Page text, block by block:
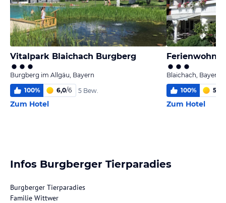
Vitalpark Blaichach Burgberg
Burgberg im Allgäu, Bayern
100% 6,0/6 5 Bew.
Zum Hotel
Blaichach, Bayern
100% 5,6
Zum Hotel
Infos Burgberger Tierparadies
Burgberger Tierparadies
Familie Wittwer